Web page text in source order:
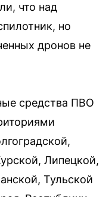
что над
но
дронов не
средства ПВО
Липецкой,
Тульской